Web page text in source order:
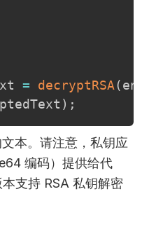
= decryptRSA(
) ;
本。请注意，私钥应
编码）提供给代
支持 RSA 私钥解密